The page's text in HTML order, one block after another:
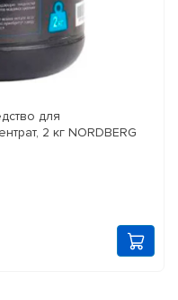
для
2 кг NORDBERG